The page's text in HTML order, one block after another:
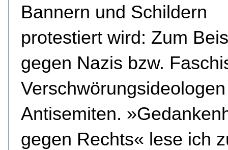
Bannern und Schildern
protestiert wird: Zum
gegen Nazis bzw.
Antisemiten.
gegen Rechts« lese ich